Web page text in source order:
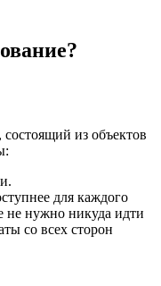
из объектов
для каждого
не нужно никуда идти
со всех сторон